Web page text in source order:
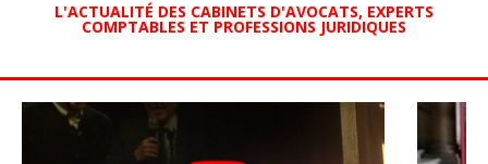
L'ACTUALITÉ DES CABINETS D'AVOCATS, EXPERTS
COMPTABLES ET PROFESSIONS JURIDIQUES